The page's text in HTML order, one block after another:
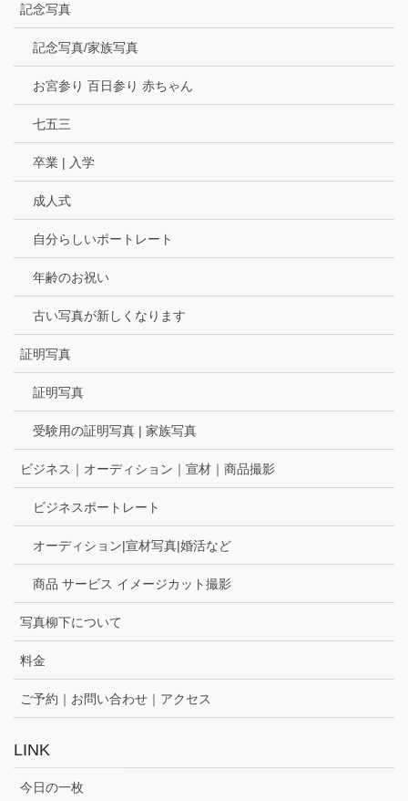
記念写真
記念写真/家族写真
お宮参り 百日参り 赤ちゃん
七五三
卒業 | 入学
成人式
自分らしいポートレート
年齢のお祝い
古い写真が新しくなります
証明写真
証明写真
受験用の証明写真 | 家族写真
ビジネス｜オーディション｜宣材｜商品撮影
ビジネスポートレート
オーディション|宣材写真|婚活など
商品 サービス イメージカット撮影
写真柳下について
料金
ご予約｜お問い合わせ｜アクセス
LINK
今日の一枚